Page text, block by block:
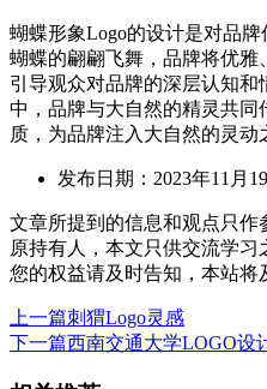
蝴蝶形象Logo的设计是对品
蝴蝶的翩翩飞舞，品牌将优雅
引导观众对品牌的深层认知
中，品牌与大自然的精灵共
质，为品牌注入大自然的灵动
发布日期：2023年11月
文章所提到的信息和观点只
原持有人，本文只供交流学习
您的权益请及时告知，本站将
上一篇刺猬Logo灵感
下一篇西南交通大学LOGO设